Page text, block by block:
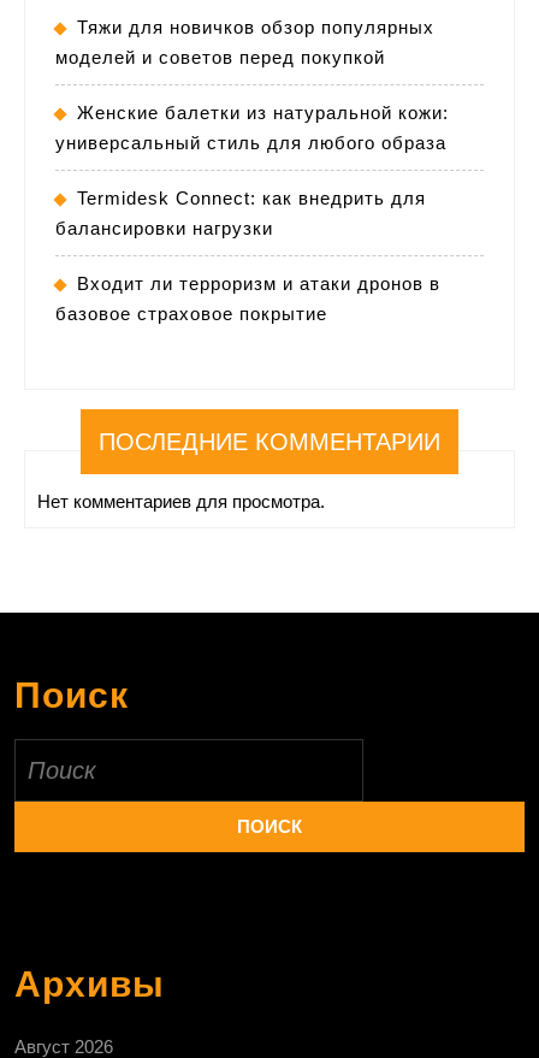
Тяжи для новичков обзор популярных
моделей и советов перед покупкой
Женские балетки из натуральной кожи:
универсальный стиль для любого образа
Termidesk Connect: как внедрить для
балансировки нагрузки
Входит ли терроризм и атаки дронов в
базовое страховое покрытие
ПОСЛЕДНИЕ КОММЕНТАРИИ
Нет комментариев для просмотра.
Поиск
Архивы
Август 2026